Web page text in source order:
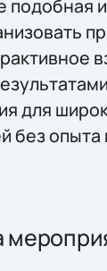
подобная
для
без